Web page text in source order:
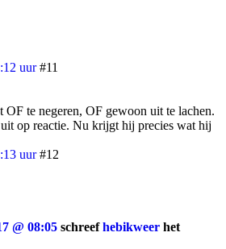
uur #11
OF te negeren, OF gewoon uit te lachen.
op reactie. Nu krijgt hij precies wat hij
uur #12
@ 08:05 schreefhebikweer het